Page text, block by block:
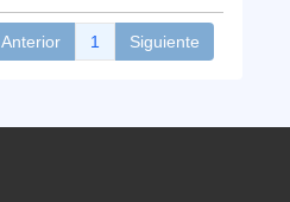
Anterior 1 Siguiente